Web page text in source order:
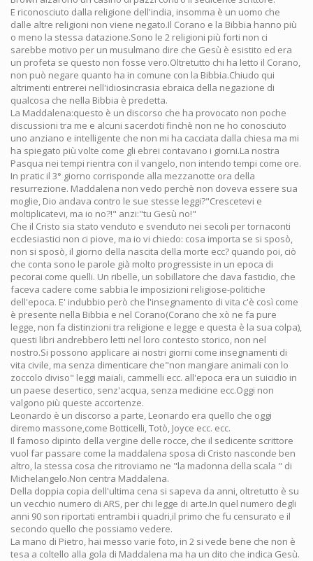
E riconosciuto dalla religione dell'india, insomma è un uomo che
dalle altre religioni non viene negato.Il Corano e la Bibbia hanno più
o meno la stessa datazione.Sono le 2 religioni più forti non ci
sarebbe motivo per un musulmano dire che Gesù è esistito ed era
un profeta se questo non fosse vero.Oltretutto chi ha letto il Corano,
non può negare quanto ha in comune con la Bibbia.Chiudo qui
altrimenti entrerei nell'idiosincrasia ebraica della negazione di
qualcosa che nella Bibbia è predetta.
La Maddalena:questo è un discorso che ha provocato non poche
discussioni tra me e alcuni sacerdoti finchè non ne ho conosciuto
uno anziano e intelligente che non mi ha cacciata dalla chiesa ma mi
ha spiegato più volte come gli ebrei contavano i giorni.La nostra
Pasqua nei tempi rientra con il vangelo, non intendo tempi come ore.
In pratic il 3° giorno corrisponde alla mezzanotte ora della
resurrezione. Maddalena non vedo perchè non doveva essere sua
moglie, Dio andava contro le sue stesse leggi?"Crescetevi e
moltiplicatevi, ma io no?!" anzi:"tu Gesù no!"
Che il Cristo sia stato venduto e svenduto nei secoli per tornaconti
ecclesiastici non ci piove, ma io vi chiedo: cosa importa se si sposò,
non si sposò, il giorno della nascita della morte ecc? quando poi, ciò
che conta sono le parole già molto progressiste in un epoca di
pecorai come quelli. Un ribelle, un sobillatore che dava fastidio, che
faceva cadere come sabbia le imposizioni religiose-politiche
dell'epoca. E' indubbio però che l'insegnamento di vita c'è così come
è presente nella Bibbia e nel Corano(Corano che xò ne fa pure
legge, non fa distinzioni tra religione e legge e questa è la sua colpa),
questi libri andrebbero letti nel loro contesto storico, non nel
nostro.Si possono applicare ai nostri giorni come insegnamenti di
vita civile, ma senza dimenticare che"non mangiare animali con lo
zoccolo diviso" leggi maiali, cammelli ecc. all'epoca era un suicidio in
un paese desertico, senz'acqua, senza medicine ecc.Oggi non
valgono più queste accortenze.
Leonardo è un discorso a parte, Leonardo era quello che oggi
diremo massone,come Botticelli, Totò, Joyce ecc. ecc.
Il famoso dipinto della vergine delle rocce, che il sedicente scrittore
vuol far passare come la maddalena sposa di Cristo nasconde ben
altro, la stessa cosa che ritroviamo ne "la madonna della scala " di
Michelangelo.Non centra Maddalena.
Della doppia copia dell'ultima cena si sapeva da anni, oltretutto è su
un vecchio numero di ARS, per chi legge di arte.In quel numero degli
anni 90 son riportati entrambi i quadri,il primo che fu censurato e il
secondo quello che possiamo vedere.
La mano di Pietro, hai messo varie foto, in 2 si vede bene che non è
tesa a coltello alla gola di Maddalena ma ha un dito che indica Gesù.